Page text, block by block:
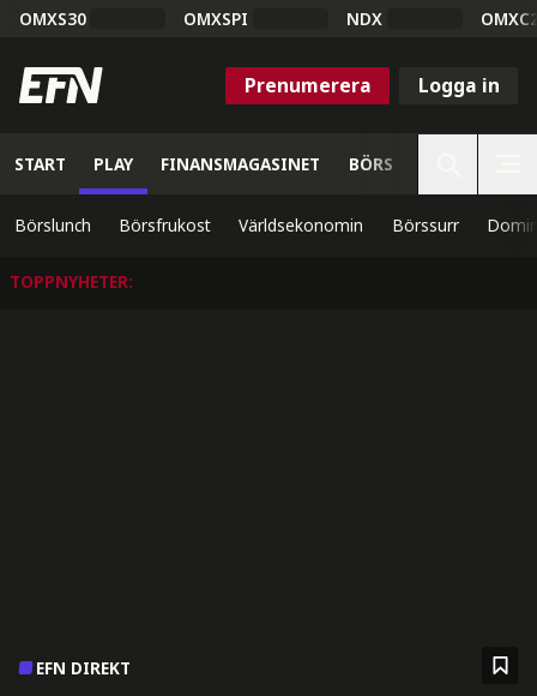
OMXS30 OMXSPI NDX
Prenumerera Logga in
START PLAY FINANSMAGASINET BÖRS
Börslunch Börsfrukost Världsekonomin Börssurr
TOPPNYHETER:
EFN DIREKT